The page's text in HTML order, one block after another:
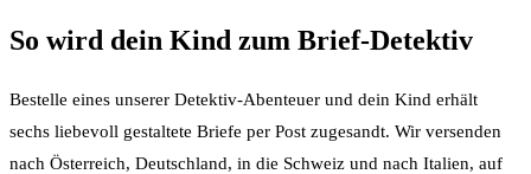
So wird dein Kind zum Brief-Detektiv
Bestelle eines unserer Detektiv-Abenteuer und dein Kind erhält
sechs liebevoll gestaltete Briefe per Post zugesandt. Wir versenden
nach Österreich, Deutschland, in die Schweiz und nach Italien, auf